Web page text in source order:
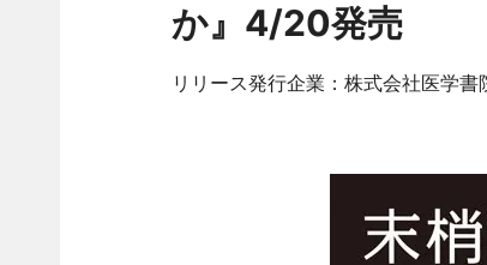
か』4/20発売
リリース発行企業：株式会社医学書